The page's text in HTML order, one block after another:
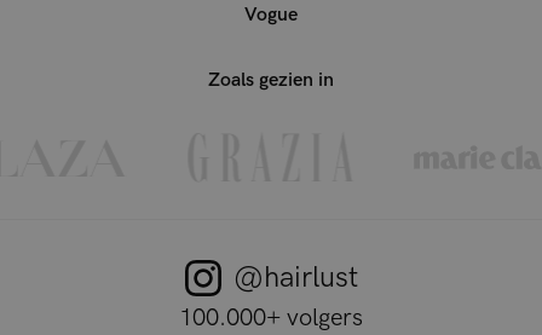
Vogue
Zoals gezien in
100.000+ volgers
@hairlust